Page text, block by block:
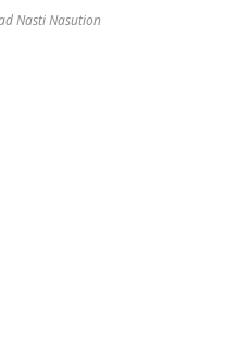
Nasti Nasution